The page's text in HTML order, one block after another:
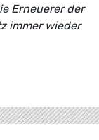
Erneuerer der
immer wieder